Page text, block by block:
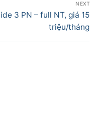
NEXT
3 PN – full NT, giá 15
triệu/tháng